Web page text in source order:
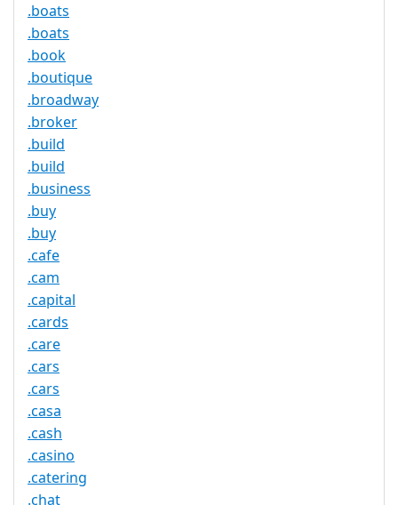
.boats
.boats
.book
.boutique
.broadway
.broker
.build
.build
.business
.buy
.buy
.cafe
.cam
.capital
.cards
.care
.cars
.cars
.casa
.cash
.casino
.catering
.chat